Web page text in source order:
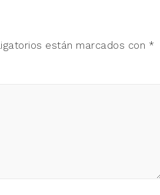
están marcados con *